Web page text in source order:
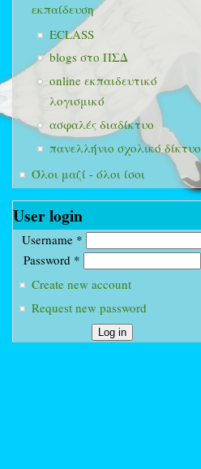
εκπαίδευση
ECLASS
blogs στο ΠΣΔ
online εκπαιδευτικό
λογισμικό
ασφαλές διαδίκτυο
πανελλήνιο σχολικό δίκτυο
Όλοι μαζί - όλοι ίσοι
User login
Username *
Password *
Create new account
Request new password